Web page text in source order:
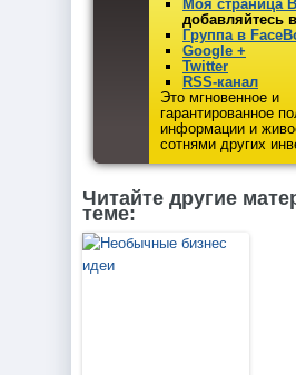
Моя страница
добавляйтесь
Группа в
Google +
Twitter
RSS-канал
Это мгновенное и
гарантированное
информации и
сотнями других
Читайте другие
теме: